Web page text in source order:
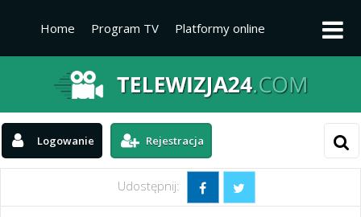
Home Program TV Platformy online
Platformy TV Kanały telewizyjne Aktualności
Logowanie Rejestracja
Udostępnij: